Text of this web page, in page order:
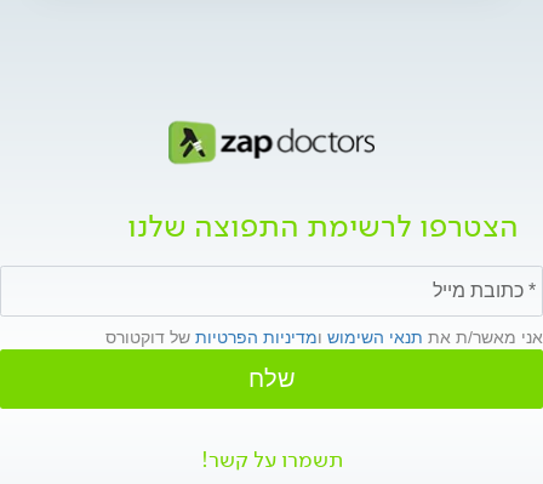
הצטרפו לרשימת התפוצה שלנו
אני מאשר/ת את תנאי השימוש ומדיניות הפרטיות של דוקטורס
שלח
תשמרו על קשר!